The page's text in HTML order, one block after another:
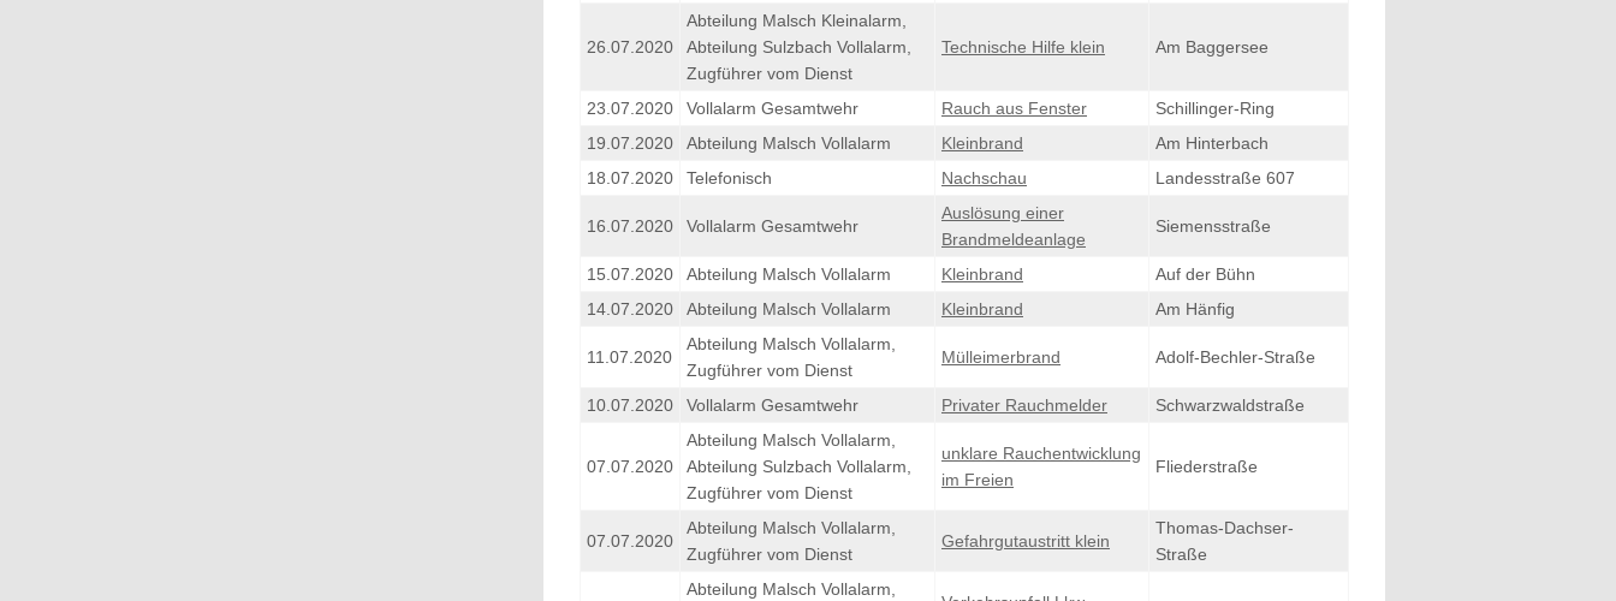
26.07.2020
Abteilung Malsch Kleinalarm,
Abteilung Sulzbach Vollalarm,
Zugführer vom Dienst
Technische Hilfe klein Am Baggersee
23.07.2020 Vollalarm Gesamtwehr Rauch aus Fenster
Schillinger-Ring
19.07.2020
Abteilung Malsch Vollalarm Kleinbrand
Am Hinterbach
18.07.2020
Telefonisch Nachschau Landesstraße 607
16.07.2020 Vollalarm Gesamtwehr
Auslösung einer
Brandmeldeanlage
Siemensstraße
15.07.2020 Abteilung Malsch Vollalarm Kleinbrand
Auf der Bühn
14.07.2020
Abteilung Malsch Vollalarm Kleinbrand Am Hänfig
11.07.2020
Abteilung Malsch Vollalarm,
Zugführer vom Dienst
Mülleimerbrand Adolf-Bechler-Straße
10.07.2020 Vollalarm Gesamtwehr Privater Rauchmelder Schwarzwaldstraße
07.07.2020
Abteilung Malsch Vollalarm,
Abteilung Sulzbach Vollalarm,
Zugführer vom Dienst
unklare Rauchentwicklung
im Freien
Fliederstraße
07.07.2020
Abteilung Malsch Vollalarm,
Zugführer vom Dienst
Gefahrgutaustritt klein
Thomas-Dachser-
Straße
Abteilung Malsch Vollalarm,